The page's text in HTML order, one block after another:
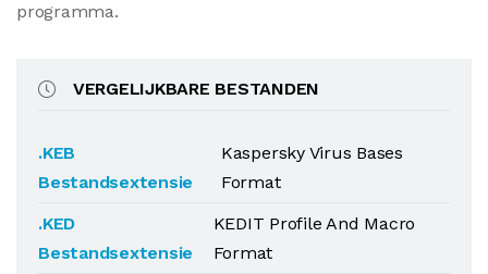
programma.
VERGELIJKBARE BESTANDEN
.KEB
Bestandsextensie
Kaspersky Virus Bases
Format
.KED
Bestandsextensie
KEDIT Profile And Macro
Format